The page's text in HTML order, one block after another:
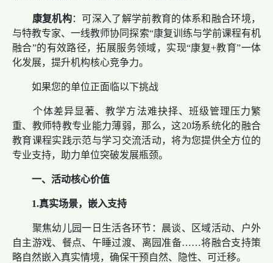
康复机构：可深入了解学前教育的体系和融合环境，
与特教专家、一线教师协同探索“康复训练与学前课程有机
融合”的有效路径，拓展服务领域，实现“康复+教育”一体
化发展，提升机构核心竞争力。
如果您的单位正面临以下挑战
个体差异显著、教学方法难抉择、班级管理压力繁
重、教师特教专业能力薄弱，那么，这20场系统化的融合
教育课程实践示范与学习交流活动，将为您提供全方位的
专业支持，助力单位突破发展瓶颈。
一、活动核心价值
1.真实场景，嵌入支持
聚焦幼儿园一日生活各环节：晨谈、区域活动、户外
自主游戏、餐点、午睡过渡、离园准备……将融合支持策
略自然嵌入真实情境，确保干预自然、隐性、可迁移。